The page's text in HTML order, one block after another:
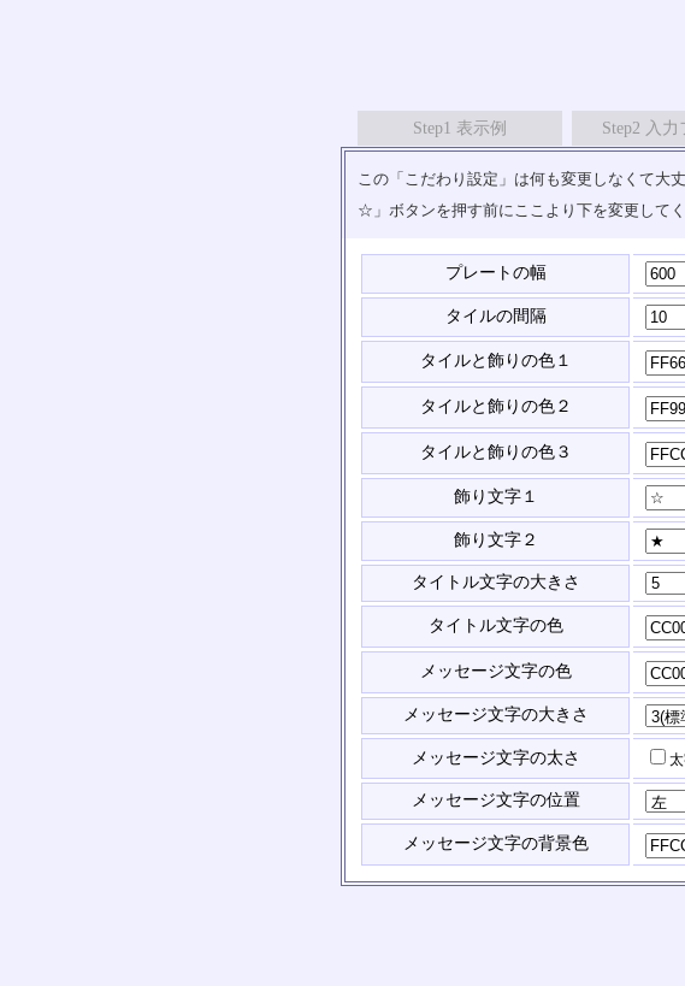
Step1 表示例 Step2 入
この「こだわり設定」は何も変更しなくて大
☆」ボタンを押す前にここより下を変更して
プレートの幅
タイルの間隔
タイルと飾りの色１
タイルと飾りの色２
タイルと飾りの色３
飾り文字１
飾り文字２
タイトル文字の大きさ
タイトル文字の色
メッセージ文字の色
メッセージ文字の大きさ
メッセージ文字の太さ
メッセージ文字の位置
メッセージ文字の背景色